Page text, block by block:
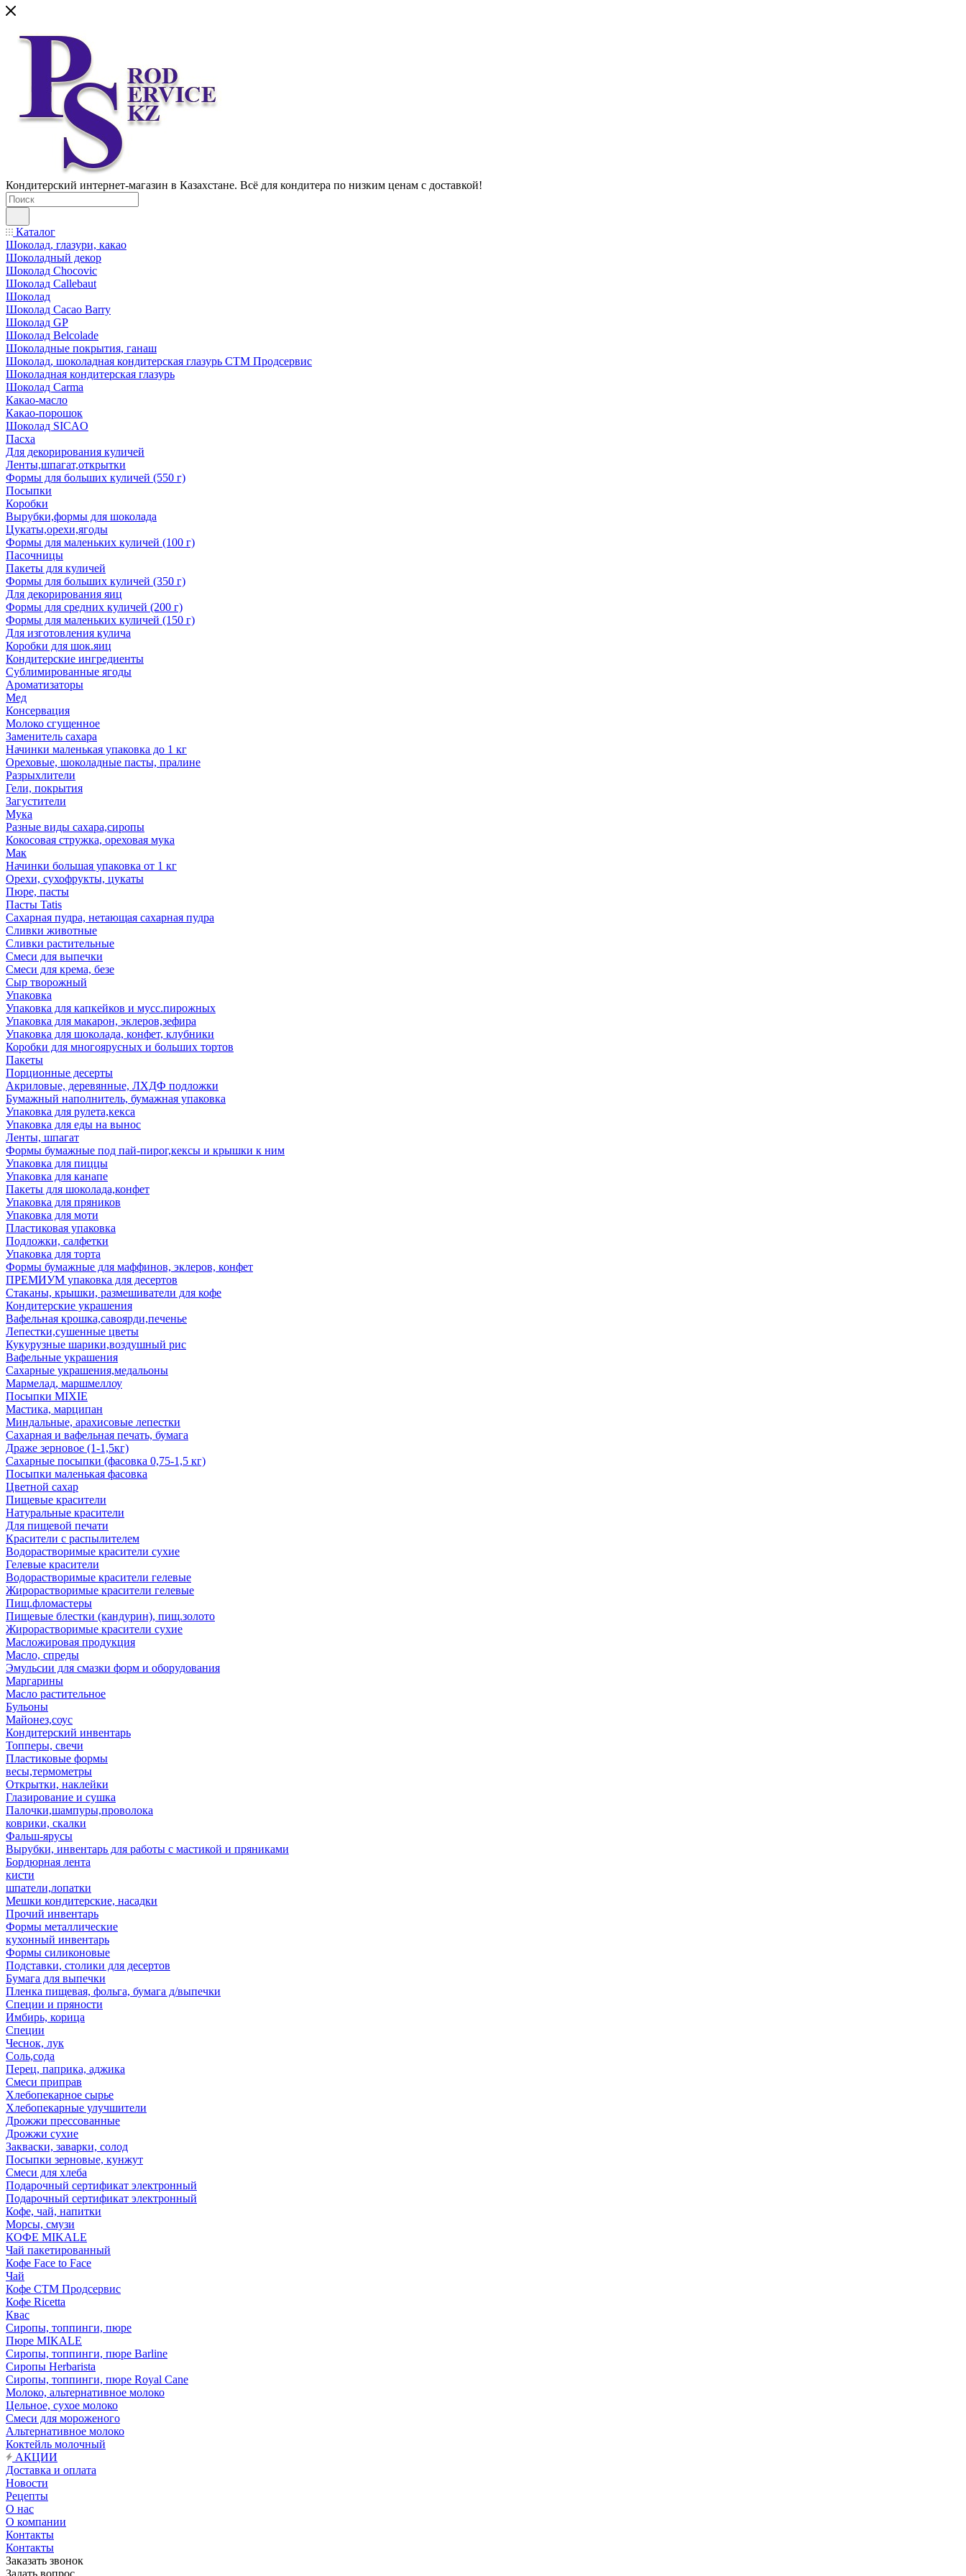
Кондитерский интернет-магазин в Казахстане. Всё для кондитера по низким ценам с доставкой!
Каталог
Шоколад, глазури, какао
Шоколадный декор
Шоколад Chocovic
Шоколад Callebaut
Шоколад
Шоколад Cacao Barry
Шоколад GP
Шоколад Belcolade
Шоколадные покрытия, ганаш
Шоколад, шоколадная кондитерская глазурь СТМ Продсервис
Шоколадная кондитерская глазурь
Шоколад Carma
Какао-масло
Какао-порошок
Шоколад SICAO
Пасха
Для декорирования куличей
Ленты,шпагат,открытки
Формы для больших куличей (550 г)
Посыпки
Коробки
Вырубки,формы для шоколада
Цукаты,орехи,ягоды
Формы для маленьких куличей (100 г)
Пасочницы
Пакеты для куличей
Формы для больших куличей (350 г)
Для декорирования яиц
Формы для средних куличей (200 г)
Формы для маленьких куличей (150 г)
Для изготовления кулича
Коробки для шок.яиц
Кондитерские ингредиенты
Сублимированные ягоды
Ароматизаторы
Мед
Консервация
Молоко сгущенное
Заменитель сахара
Начинки маленькая упаковка до 1 кг
Ореховые, шоколадные пасты, пралине
Разрыхлители
Гели, покрытия
Загустители
Мука
Разные виды сахара,сиропы
Кокосовая стружка, ореховая мука
Мак
Начинки большая упаковка от 1 кг
Орехи, сухофрукты, цукаты
Пюре, пасты
Пасты Tatis
Сахарная пудра, нетающая сахарная пудра
Сливки животные
Сливки растительные
Смеси для выпечки
Смеси для крема, безе
Сыр творожный
Упаковка
Упаковка для капкейков и мусс.пирожных
Упаковка для макарон, эклеров,зефира
Упаковка для шоколада, конфет, клубники
Коробки для многоярусных и больших тортов
Пакеты
Порционные десерты
Акриловые, деревянные, ЛХДФ подложки
Бумажный наполнитель, бумажная упаковка
Упаковка для рулета,кекса
Упаковка для еды на вынос
Ленты, шпагат
Формы бумажные под пай-пирог,кексы и крышки к ним
Упаковка для пиццы
Упаковка для канапе
Пакеты для шоколада,конфет
Упаковка для пряников
Упаковка для моти
Пластиковая упаковка
Подложки, салфетки
Упаковка для торта
Формы бумажные для маффинов, эклеров, конфет
ПРЕМИУМ упаковка для десертов
Стаканы, крышки, размешиватели для кофе
Кондитерские украшения
Вафельная крошка,савоярди,печенье
Лепестки,сушенные цветы
Кукурузные шарики,воздушный рис
Вафельные украшения
Сахарные украшения,медальоны
Мармелад, маршмеллоу
Посыпки MIXIE
Мастика, марципан
Миндальные, арахисовые лепестки
Сахарная и вафельная печать, бумага
Драже зерновое (1-1,5кг)
Сахарные посыпки (фасовка 0,75-1,5 кг)
Посыпки маленькая фасовка
Цветной сахар
Пищевые красители
Натуральные красители
Для пищевой печати
Красители с распылителем
Водорастворимые красители сухие
Гелевые красители
Водорастворимые красители гелевые
Жирорастворимые красители гелевые
Пищ.фломастеры
Пищевые блестки (кандурин), пищ.золото
Жирорастворимые красители сухие
Масложировая продукция
Масло, спреды
Эмульсии для смазки форм и оборудования
Маргарины
Масло растительное
Бульоны
Майонез,соус
Кондитерский инвентарь
Топперы, свечи
Пластиковые формы
весы,термометры
Открытки, наклейки
Глазирование и сушка
Палочки,шампуры,проволока
коврики, скалки
Фальш-ярусы
Вырубки, инвентарь для работы с мастикой и пряниками
Бордюрная лента
кисти
шпатели,лопатки
Мешки кондитерские, насадки
Прочий инвентарь
Формы металлические
кухонный инвентарь
Формы силиконовые
Подставки, столики для десертов
Бумага для выпечки
Пленка пищевая, фольга, бумага д/выпечки
Специи и пряности
Имбирь, корица
Специи
Чеснок, лук
Соль,сода
Перец, паприка, аджика
Смеси приправ
Хлебопекарное сырье
Хлебопекарные улучшители
Дрожжи прессованные
Дрожжи сухие
Закваски, заварки, солод
Посыпки зерновые, кунжут
Смеси для хлеба
Подарочный сертификат электронный
Подарочный сертификат электронный
Кофе, чай, напитки
Морсы, смузи
КОФЕ MIKALE
Чай пакетированный
Кофе Face to Face
Чай
Кофе СТМ Продсервис
Кофе Ricetta
Квас
Сиропы, топпинги, пюре
Пюре MIKALE
Сиропы, топпинги, пюре Barline
Сиропы Herbarista
Сиропы, топпинги, пюре Royal Cane
Молоко, альтернативное молоко
Цельное, сухое молоко
Смеси для мороженого
Альтернативное молоко
Коктейль молочный
АКЦИИ
Доставка и оплата
Новости
Рецепты
О нас
О компании
Контакты
Контакты
Заказать звонок
Задать вопрос